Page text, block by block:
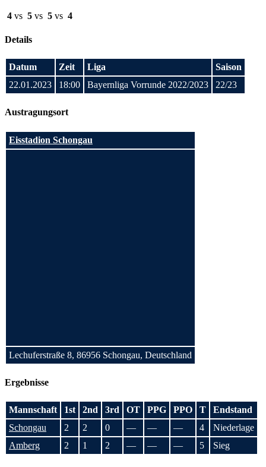
4 vs 5 vs 5 vs 4
Details
Datum Zeit Liga
Saison
22.01.2023
18:00 Bayernliga Vorrunde 2022/2023 22/23
Austragungsort
Eisstadion Schongau
Lechuferstraße 8, 86956 Schongau, Deutschland
Ergebnisse
Mannschaft 1st 2nd 3rd OT PPG PPO T
Endstand
Schongau
2 2 0 — — — 4
Niederlage
Amberg
2 1 2 — — — 5 Sieg